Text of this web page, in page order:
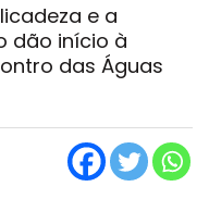
e a
dão início à
das Águas